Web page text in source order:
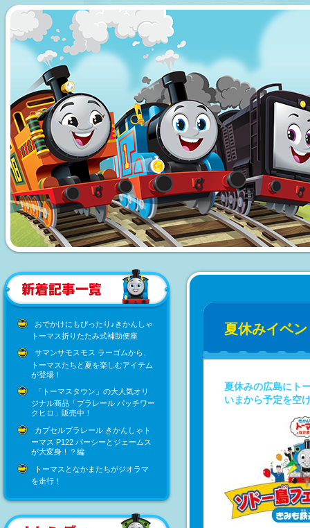
おでかけにもぴったり♪きかんしゃ
トーマス折りたたみ式補助便座
サマンサモスモス ラーゴムから、
トーマスたちと夏を楽しむアイテム
が登場！
「トーマスタウン」の大人気オリ
ジナル商品「プラレール パッチワー
クヒロ」販売中！
カプセルプラレール きかんしゃト
ーマス P122 パーシーとジェームス
が大変身！？編
トーマスとなかまたちがジオラマ
を走行！
夏休みイベ
夏休みの広島にト
いまから予定を空